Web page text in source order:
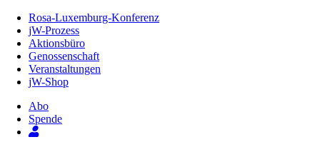
Inhalt
Seite
Rosa-Luxemburg-Konferenz
jW-Prozess
Aktionsbüro
Genossenschaft
Veranstaltungen
jW-Shop
Abo
Spende